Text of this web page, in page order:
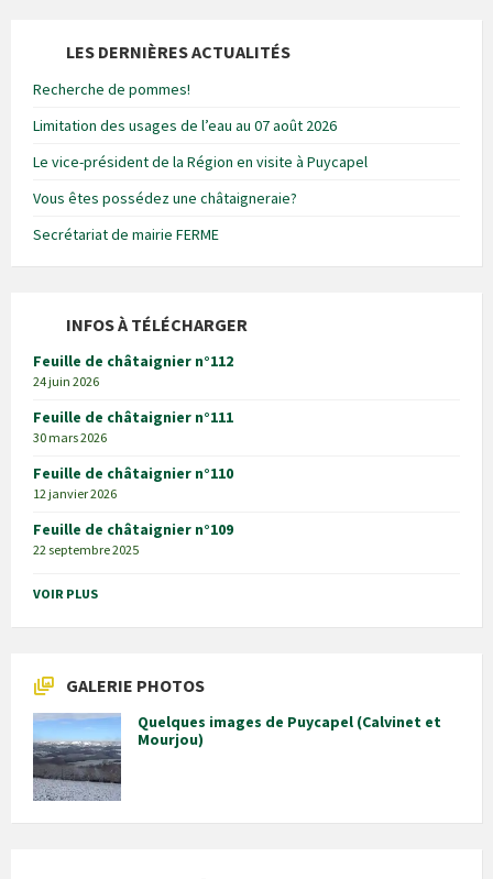
LES DERNIÈRES ACTUALITÉS
Recherche de pommes!
Limitation des usages de l’eau au 07 août 2026
Le vice-président de la Région en visite à Puycapel
Vous êtes possédez une châtaigneraie?
Secrétariat de mairie FERME
INFOS À TÉLÉCHARGER
Feuille de châtaignier n°112
24 juin 2026
Feuille de châtaignier n°111
30 mars 2026
Feuille de châtaignier n°110
12 janvier 2026
Feuille de châtaignier n°109
22 septembre 2025
VOIR PLUS
GALERIE PHOTOS
Quelques images de Puycapel (Calvinet et
Mourjou)